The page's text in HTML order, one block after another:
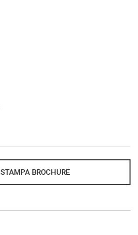
STAMPA BROCHURE